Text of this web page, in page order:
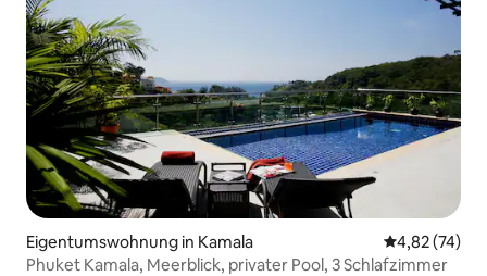
Eigentumswohnung in Kamala
4,82 (74)
Phuket Kamala, Meerblick, privater Pool, 3 Schlafzimmer